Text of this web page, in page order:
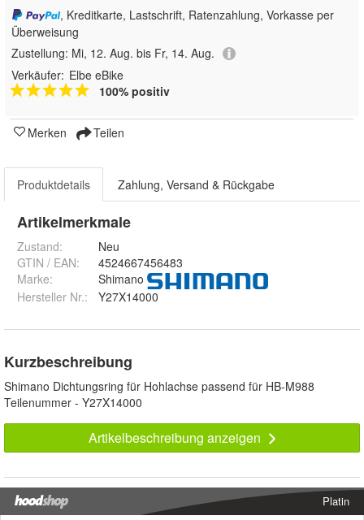
, Kreditkarte, Lastschrift, Ratenzahlung, Vorkasse per
Überweisung
Zustellung: Mi, 12. Aug. bis Fr, 14. Aug.
Verkäufer: Elbe eBike
100% positiv
Merken Teilen
Produktdetails Zahlung, Versand & Rückgabe
Artikelmerkmale
Zustand:
Neu
GTIN / EAN:
4524667456483
Marke:
Shimano
Hersteller Nr.:
Y27X14000
Kurzbeschreibung
Shimano Dichtungsring für Hohlachse passend für HB-M988
Teilenummer - Y27X14000
Artikelbeschreibung anzeigen
Platin